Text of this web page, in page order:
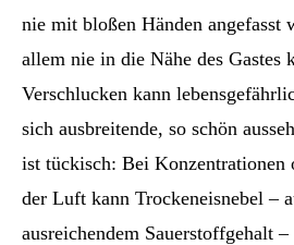
nie mit bloßen Händen angefasst
allem nie in die Nähe des Gastes
Verschlucken kann
sich ausbreitende, so schön
ist tückisch: Bei Konzentrationen
der Luft kann Trockeneisnebel –
ausreichendem Sauerstoffgehalt